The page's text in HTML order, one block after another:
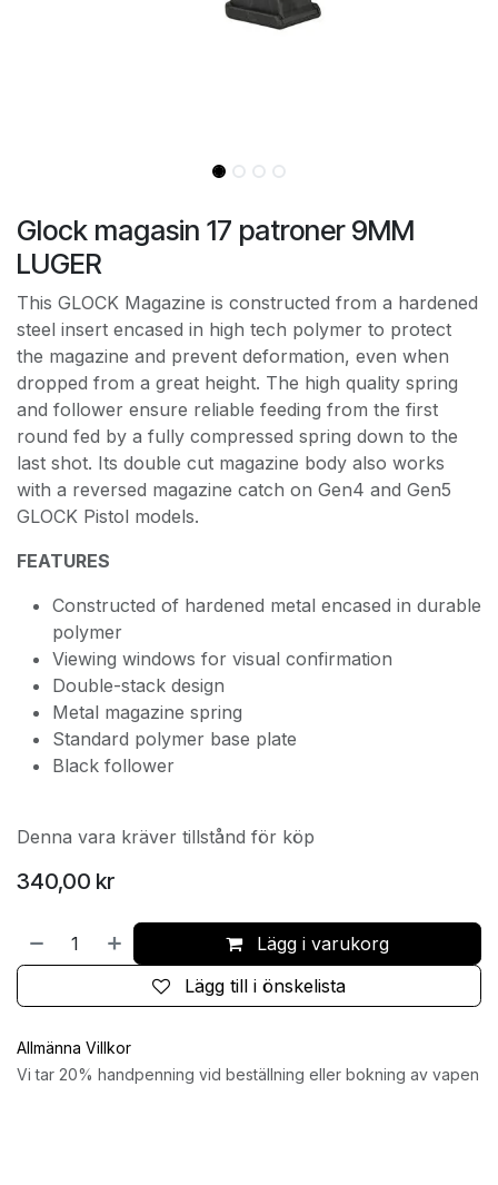
Glock magasin 17 patroner 9MM
LUGER
This GLOCK Magazine is constructed from a hardened
steel insert encased in high tech polymer to protect
the magazine and prevent deformation, even when
dropped from a great height. The high quality spring
and follower ensure reliable feeding from the first
round fed by a fully compressed spring down to the
last shot. Its double cut magazine body also works
with a reversed magazine catch on Gen4 and Gen5
GLOCK Pistol models.
FEATURES
Constructed of hardened metal encased in durable
polymer
Viewing windows for visual confirmation
Double-stack design
Metal magazine spring
Standard polymer base plate
Black follower
Denna vara kräver tillstånd för köp
340,00 kr
Lägg i varukorg
Lägg till i önskelista
Allmänna Villkor
Vi tar 20% handpenning vid beställning eller bokning av vapen